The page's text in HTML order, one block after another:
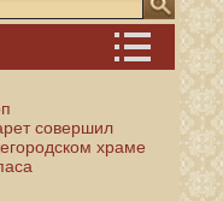
совершил
храме